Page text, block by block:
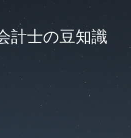
計士の豆知識